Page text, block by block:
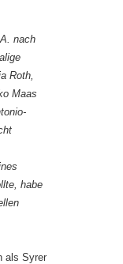
nach
Roth,
Maas
habe
als Syrer